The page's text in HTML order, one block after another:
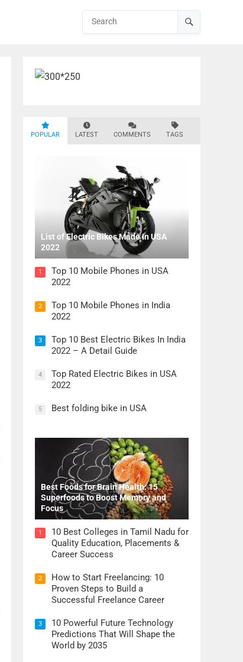
POPULAR LATEST COMMENTS TAGS
List of Electric Bikes Made In USA
2022
1
Top 10 Mobile Phones in USA
2022
2
Top 10 Mobile Phones in India
2022
3
Top 10 Best Electric Bikes In India
2022 – A Detail Guide
4
Top Rated Electric Bikes in USA
2022
5 Best folding bike in USA
Best Foods for Brain Health: 15
Superfoods to Boost Memory and
Focus
1
10 Best Colleges in Tamil Nadu for
Quality Education, Placements &
Career Success
2
How to Start Freelancing: 10
Proven Steps to Build a
Successful Freelance Career
3
10 Powerful Future Technology
Predictions That Will Shape the
World by 2035